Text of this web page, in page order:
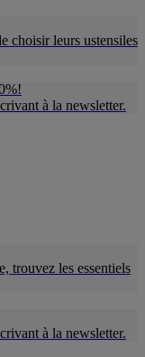
choisir leurs ustensiles
à la newsletter.
trouvez les essentiels
à la newsletter.